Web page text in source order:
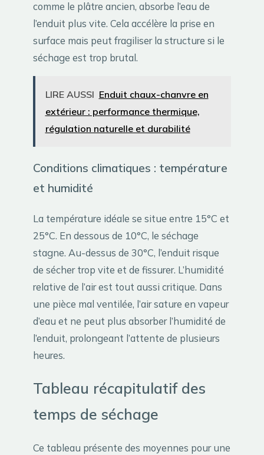
comme le plâtre ancien, absorbe l’eau de
l’enduit plus vite. Cela accélère la prise en
surface mais peut fragiliser la structure si le
séchage est trop brutal.
LIRE AUSSI Enduit chaux-chanvre en
extérieur : performance thermique,
régulation naturelle et durabilité
Conditions climatiques : température
et humidité
La température idéale se situe entre 15°C et
25°C. En dessous de 10°C, le séchage
stagne. Au-dessus de 30°C, l’enduit risque
de sécher trop vite et de fissurer. L’humidité
relative de l’air est tout aussi critique. Dans
une pièce mal ventilée, l’air sature en vapeur
d’eau et ne peut plus absorber l’humidité de
l’enduit, prolongeant l’attente de plusieurs
heures.
Tableau récapitulatif des
temps de séchage
Ce tableau présente des moyennes pour une